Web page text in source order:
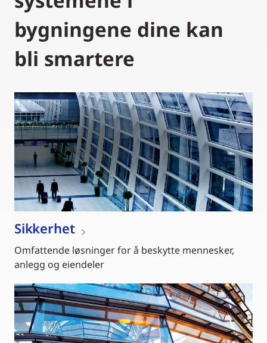
bygningene dine kan
bli smartere
Sikkerhet
Omfattende løsninger for å beskytte mennesker,
anlegg og eiendeler